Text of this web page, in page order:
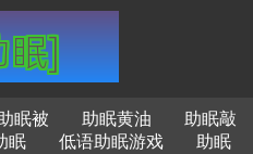
眠被 助眠黄油
助眠敲
眠 低语助眠游戏
助眠